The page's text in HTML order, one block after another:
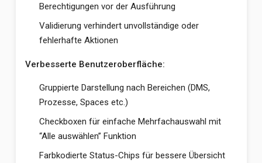
Berechtigungen vor der Ausführung
Validierung verhindert unvollständige oder
fehlerhafte Aktionen
Verbesserte Benutzeroberfläche:
Gruppierte Darstellung nach Bereichen (DMS,
Prozesse, Spaces etc.)
Checkboxen für einfache Mehrfachauswahl mit
“Alle auswählen” Funktion
Farbkodierte Status-Chips für bessere Übersicht